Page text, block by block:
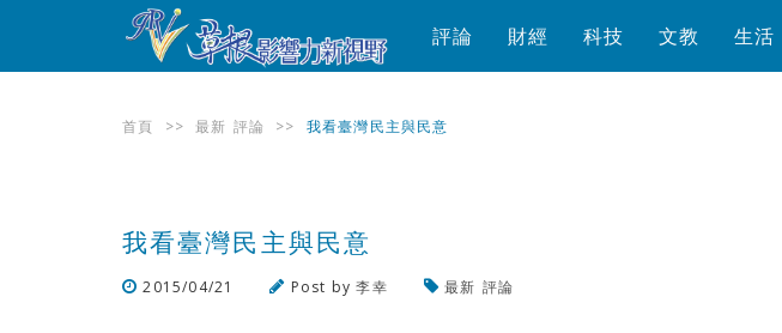
評論 財經 科技 文教 生活
首頁 >> 最新 評論 >> 我看臺灣民主與民意
我看臺灣民主與民意
2015/04/21 Post by李幸 最新 評論